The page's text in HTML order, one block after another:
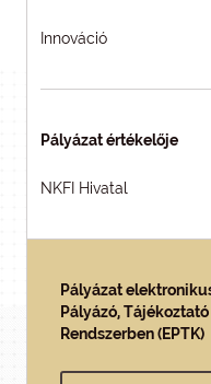
Innováció
Pályázat értékelője
NKFI Hivatal
Pályázat
Pályázó,
Rendszerben (EPTK)